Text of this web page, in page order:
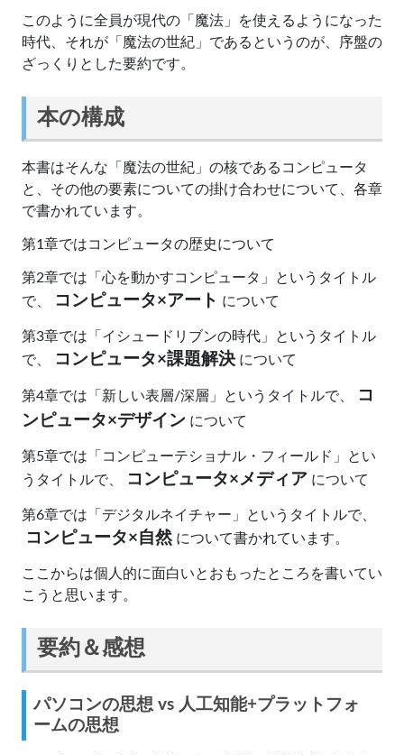
このように全員が現代の「魔法」を使えるようになった
時代、それが「魔法の世紀」であるというのが、序盤の
ざっくりとした要約です。
本の構成
本書はそんな「魔法の世紀」の核であるコンピュータ
と、その他の要素についての掛け合わせについて、各章
で書かれています。
第1章ではコンピュータの歴史について
第2章では「心を動かすコンピュータ」というタイトル
で、
コンピュータ×アート について
第3章では「イシュードリブンの時代」というタイトル
で、
コンピュータ×課題解決 について
第4章では「新しい表層/深層」というタイトルで、
コ
ンピュータ×デザイン について
第5章では「コンピューテショナル・フィールド」とい
うタイトルで、
コンピュータ×メディア について
第6章では「デジタルネイチャー」というタイトルで、
コンピュータ×自然 について書かれています。
ここからは個人的に面白いとおもったところを書いてい
こうと思います。
要約＆感想
パソコンの思想 vs 人工知能+プラットフォ
ームの思想